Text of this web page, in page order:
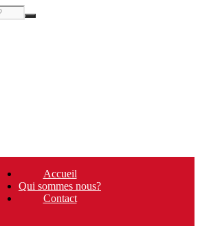
Accueil
Qui sommes nous?
Contact